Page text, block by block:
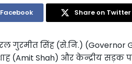
Share on Twitter
गुरमीत सिंह (से.नि.) (Governor
(Amit Shah) और केन्द्रीय सड़क